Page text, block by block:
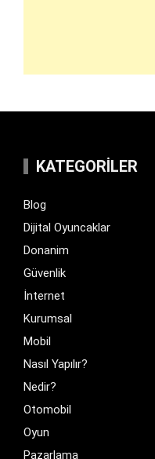
KATEGORILER
Blog
Dijital Oyuncaklar
Donanim
Güvenlik
İnternet
Kurumsal
Mobil
Nasıl Yapılır?
Nedir?
Otomobil
Oyun
Pazarlama